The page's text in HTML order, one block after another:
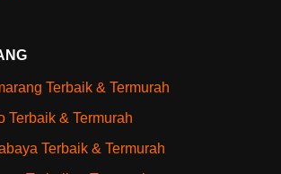
Terbaik & Termurah
Terbaik & Termurah
Terbaik & Termurah